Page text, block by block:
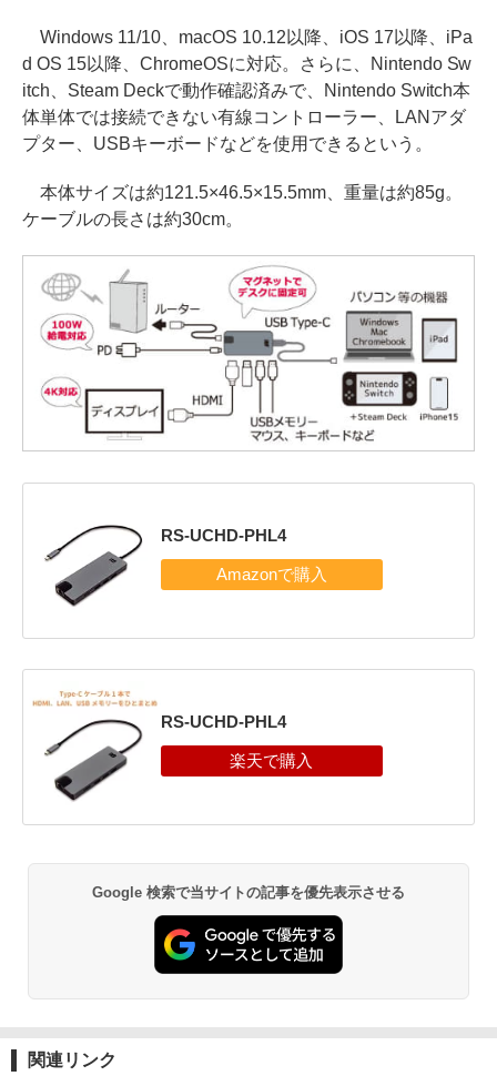
Windows 11/10、macOS 10.12以降、iOS 17以降、iPa
d OS 15以降、ChromeOSに対応。さらに、Nintendo Sw
itch、Steam Deckで動作確認済みで、Nintendo Switch本
体単体では接続できない有線コントローラー、LANアダ
プター、USBキーボードなどを使用できるという。
本体サイズは約121.5×46.5×15.5mm、重量は約85g。
ケーブルの長さは約30cm。
RS-UCHD-PHL4
RS-UCHD-PHL4
Google 検索で当サイトの記事を優先表示させる
関連リンク